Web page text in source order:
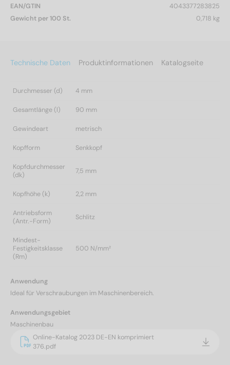
EAN/GTIN
4043377283825
Gewicht per 100 St.
0,718 kg
Technische Daten Produktinformationen Katalogseite
Durchmesser (d) 4 mm
Gesamtlänge (l) 90 mm
Gewindeart metrisch
Kopfform Senkkopf
Kopfdurchmesser
(dk)
7,5 mm
Kopfhöhe (k) 2,2 mm
Antriebsform
(Antr.-Form)
Schlitz
Mindest-
Festigkeitsklasse
(Rm)
500 N/mm²
Anwendung
Ideal für Verschraubungen im Maschinenbereich.
Anwendungsgebiet
Maschinenbau
Online-Katalog 2023 DE-EN komprimiert
376.pdf